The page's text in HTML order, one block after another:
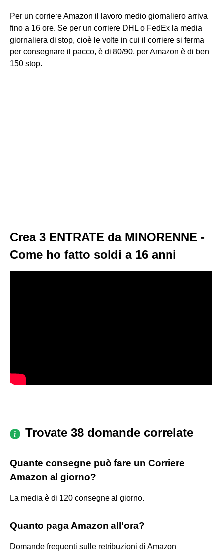
Per un corriere Amazon il lavoro medio giornaliero arriva
fino a 16 ore. Se per un corriere DHL o FedEx la media
giornaliera di stop, cioè le volte in cui il corriere si ferma
per consegnare il pacco, è di 80/90, per Amazon è di ben
150 stop.
Crea 3 ENTRATE da MINORENNE -
Come ho fatto soldi a 16 anni
Trovate 38 domande correlate
Quante consegne può fare un Corriere
Amazon al giorno?
La media è di 120 consegne al giorno.
Quanto paga Amazon all'ora?
Domande frequenti sulle retribuzioni di Amazon